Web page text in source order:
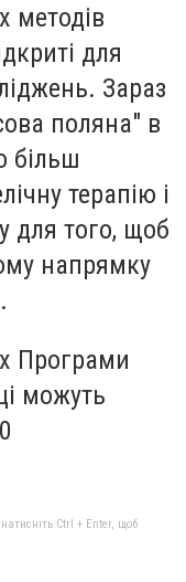
методів
для
Зараз
поляна" в
більш
терапію і
для того, щоб
напрямку
Програми
можуть
Ctrl + Enter, щоб